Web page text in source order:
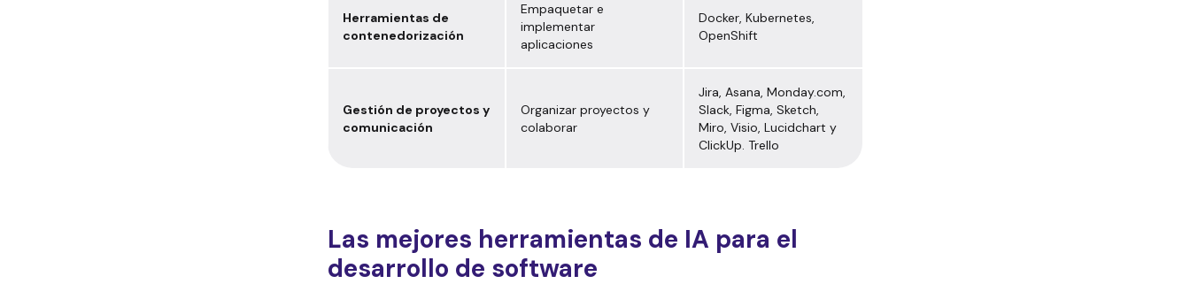
Herramientas de
contenedorización
Empaquetar e
implementar
aplicaciones
Docker, Kubernetes,
OpenShift
Gestión de proyectos y
comunicación
Organizar proyectos y
colaborar
Jira, Asana, Monday.com,
Slack, Figma, Sketch,
Miro, Visio, Lucidchart y
ClickUp. Trello
Las mejores herramientas de IA para el
desarrollo de software